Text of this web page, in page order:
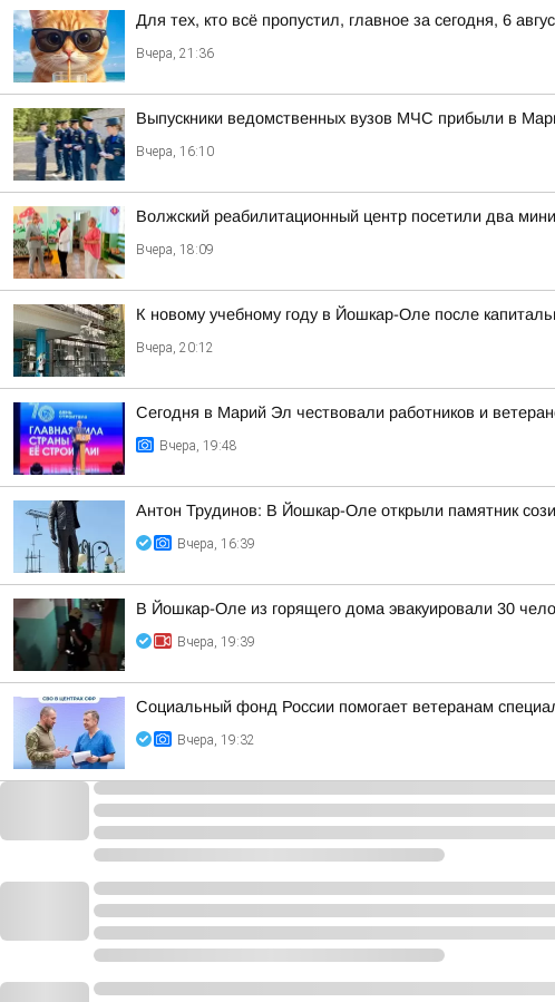
Для тех, кто всё пропустил, главное за сегодня, 6
Вчера, 21:36
Выпускники ведомственных вузов МЧС прибыли в
Вчера, 16:10
Волжский реабилитационный центр посетили два
Вчера, 18:09
К новому учебному году в Йошкар-Оле после
Вчера, 20:12
Сегодня в Марий Эл чествовали работников и
Вчера, 19:48
Антон Трудинов: В Йошкар-Оле открыли памятник
Вчера, 16:39
В Йошкар-Оле из горящего дома эвакуировали 30
Вчера, 19:39
Социальный фонд России помогает ветеранам
Вчера, 19:32